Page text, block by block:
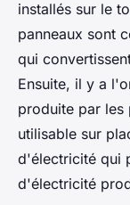
installés sur le
panneaux sont
qui
Ensuite, il y a
produite par les
utilisable sur
d'électricité qui
d'électricité